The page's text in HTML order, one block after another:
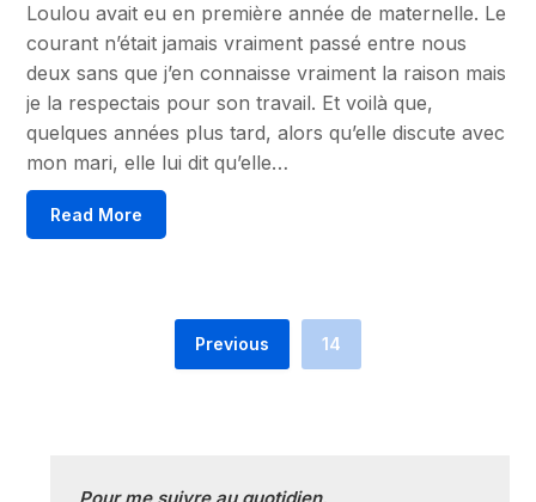
Loulou avait eu en première année de maternelle. Le
courant n’était jamais vraiment passé entre nous
deux sans que j’en connaisse vraiment la raison mais
je la respectais pour son travail. Et voilà que,
quelques années plus tard, alors qu’elle discute avec
mon mari, elle lui dit qu’elle…
Read More
Previous 14
Pour me suivre au quotidien,